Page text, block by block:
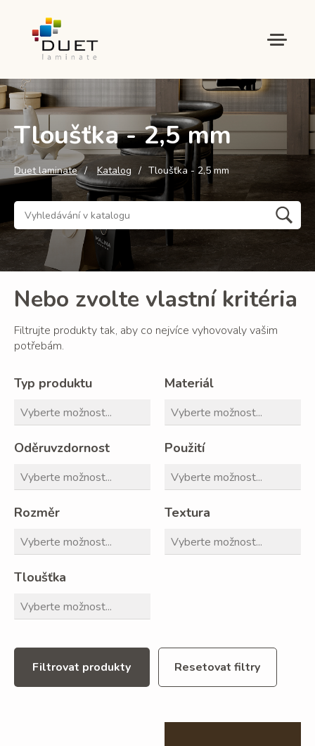
Tloušťka - 2,5 mm
Duet laminate Katalog Tloušťka - 2,5 mm
Nebo zvolte vlastní kritéria
Filtrujte produkty tak, aby co nejvíce vyhovovaly vašim
potřebám.
Typ produktu Materiál
Oděruvzdornost Použití
Rozměr Textura
Tloušťka
Filtrovat produkty Resetovat filtry